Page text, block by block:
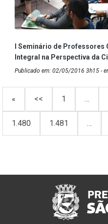
I Seminário de
Integral na Perspectiva da
Publicado em: 02/05/2016 3h15 -
« << 1 …
1.480 1.481 …